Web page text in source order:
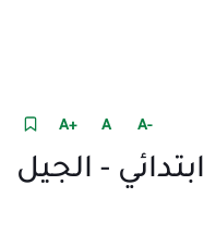
+A A -A
نموذج امتحان الفصل الثاني (04) الرياضيات للسنة 3 ابتدائي - الجيل